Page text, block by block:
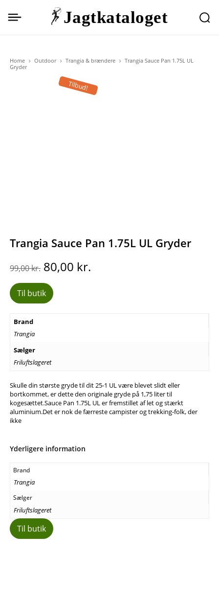
Jagtkataloget
Home Outdoor Trangia & brændere
Trangia Sauce Pan 1.75L UL
Gryder
Tilbud!
Trangia Sauce Pan 1.75L UL Gryder
99,00kr. Den
oprindelige
pris
var:
99,00 kr..
80,00 kr.
Til butik
Brand
Trangia
Sælger
Friluftslageret
Skulle din største gryde til dit 25-1 UL være blevet slidt eller
bortkommet, er dette den originale gryde på 1,75 liter til
kogesættet.Sauce Pan 1.75L UL er fremstillet af let og stærkt
aluminium.Det er nok de færreste campister og trekking-folk, der
ikke
Yderligere information
Brand
Trangia
Sælger
Friluftslageret
Til butik